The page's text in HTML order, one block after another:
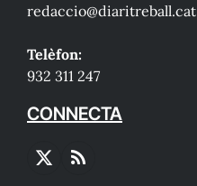
redaccio@diaritreball.cat
Telèfon:
932 311 247
CONNECTA
X
RSS